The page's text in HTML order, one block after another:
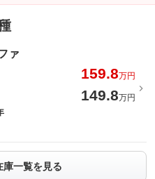
距離が５００Ｋｍに満たない車両に生
スミッションの交換又はオーバーホ
下の場合は上限を５０万円（税込）ま
、１００万円（税込）を上限としま
離が５００Ｋｍに満たない車両に生
ンスミッションの交換又はオーバーホ
き保証修理を行う責任を負わないも
対応するため、修理の承認から作業の
。
（税込）を上限とします。車両本体
の場合は上限を５０万円（税込）ま
は、１００万円（税込）を上限としま
距離が５００Ｋｍに満たない車両に生
ンスミッションの交換又はオーバーホ
づき保証修理を行う責任を負わないも
ァ
159.8万円
149.8万円
庫一覧を見る